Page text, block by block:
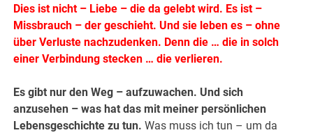
Dies ist nicht – Liebe – die da gelebt wird. Es ist –
Missbrauch – der geschieht. Und sie leben es – ohne
über Verluste nachzudenken. Denn die … die in solch
einer Verbindung stecken … die verlieren.
Es gibt nur den Weg – aufzuwachen. Und sich
anzusehen – was hat das mit meiner persönlichen
Lebensgeschichte zu tun. Was muss ich tun – um da